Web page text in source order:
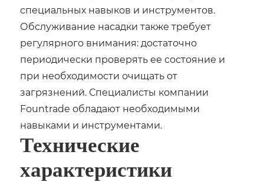
специальных навыков и инструментов.
Обслуживание насадки также требует
регулярного внимания: достаточно
периодически проверять ее состояние и
при необходимости очищать от
загрязнений. Специалисты компании
Fountrade обладают необходимыми
навыками и инструментами.
Технические
характеристики